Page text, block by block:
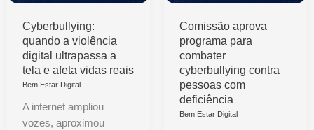
Cyberbullying:
quando a violência
digital ultrapassa a
tela e afeta vidas reais
Bem Estar Digital
A internet ampliou
vozes, aproximou
Comissão aprova
programa para
combater
cyberbullying contra
pessoas com
deficiência
Bem Estar Digital